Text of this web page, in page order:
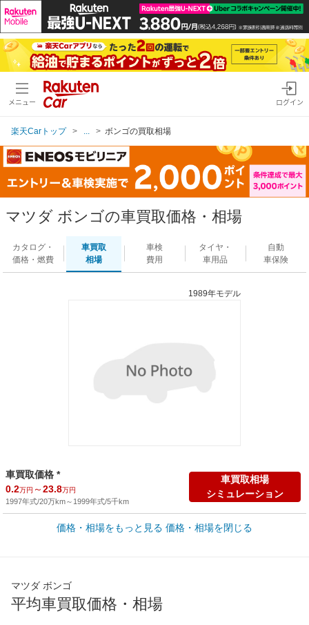
メニュー ログイン
楽天Carトップ ボンゴの買取相場
マツダ ボンゴの車買取価格・相場
カタログ・
価格・燃費
車買取
相場
車検
費用
タイヤ・
車用品
自動
車保険
1989年モデル
車買取価格 *
0.2万円 ～23.8万円
1997年式/20万km～ 1999年式/5千km
車買取相場
シミュレーション
新車カタログ価格
他車種を
65,050円
価格・相場をもっと見る 価格・相場を閉じる
マツダ ボンゴ
平均車買取価格・相場